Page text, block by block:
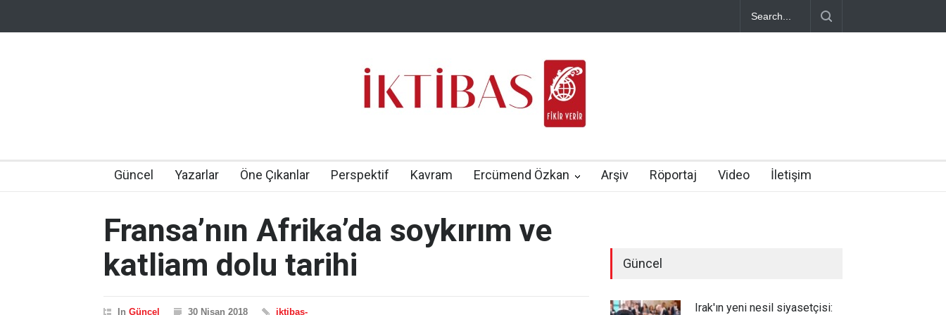
Güncel Yazarlar Öne Çıkanlar Perspektif Kavram Ercümend Özkan Arşiv Röportaj Video İletişim
Fransa’nın Afrika’da soykırım ve
katliam dolu tarihi
In Güncel 30 Nisan 2018 iktibas-
Güncel
Irak'ın yeni nesil siyasetçisi: